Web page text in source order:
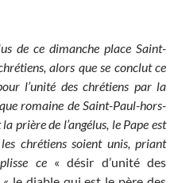
de ce dimanche place Saint-
alors que se conclut ce
l’unité des chrétiens par la
romaine de Saint-Paul-hors-
prière de l’angélus, le Pape est
chrétiens soient unis, priant
ce « désir d’unité des